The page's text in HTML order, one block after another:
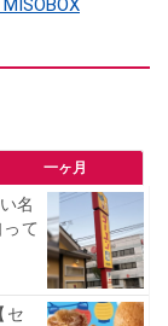
一ヶ月
名
て
セ